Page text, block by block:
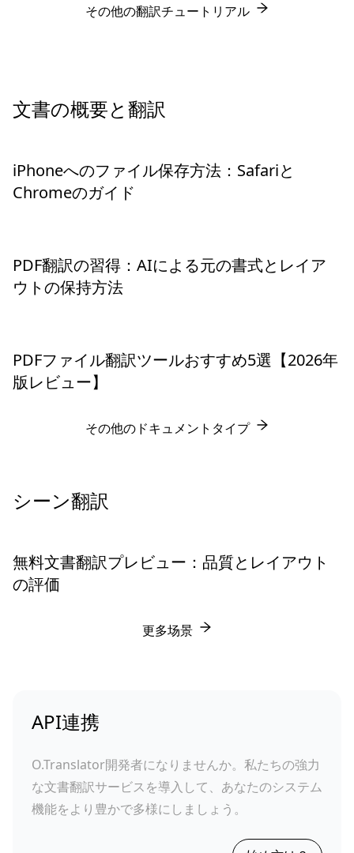
その他の翻訳チュートリアル
文書の概要と翻訳
iPhoneへのファイル保存方法：Safariと
Chromeのガイド
PDF翻訳の習得：AIによる元の書式とレイア
ウトの保持方法
PDFファイル翻訳ツールおすすめ5選【2026年
版レビュー】
その他のドキュメントタイプ
シーン翻訳
無料文書翻訳プレビュー：品質とレイアウト
の評価
更多场景
API連携
O.Translator開発者になりませんか。私たちの強力
な文書翻訳サービスを導入して、あなたのシステム
機能をより豊かで多様にしましょう。